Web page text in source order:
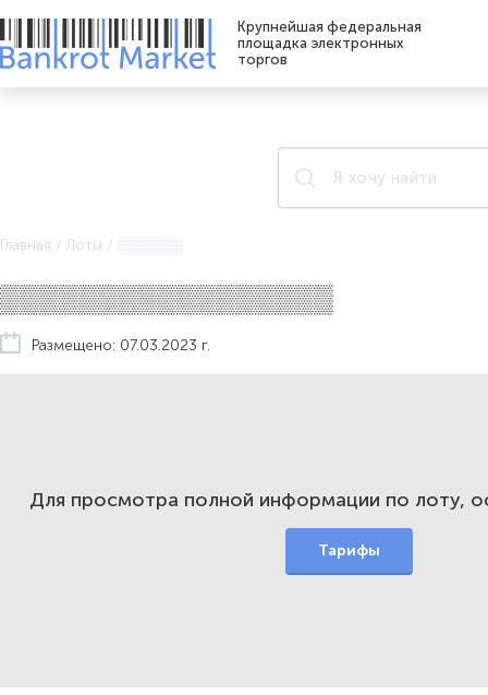
Крупнейшая федеральная
площадка электронных
торгов
Главная / Лоты /
▒▒▒▒▒▒▒▒▒▒▒▒▒▒▒▒▒
Размещено: 07.03.2023 г.
Для просмотра полной информации по лоту,
Тарифы